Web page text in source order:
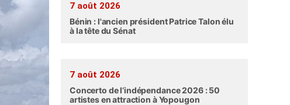
7 août 2026
Bénin : l'ancien président Patrice Talon élu
à la tête du Sénat
7 août 2026
Concerto de l’indépendance 2026 : 50
artistes en attraction à Yopougon